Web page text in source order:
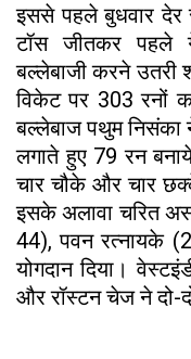
इससे पहले बुधवार
टॉस जीतकर पहले
बल्लेबाजी करने उतरी
विकेट पर 303 रनों
बल्लेबाज पथुम
लगाते हुए 79 रन
चार चौके और चार
इसके अलावा चरित
44), पवन रत्नायके
योगदान दिया।
और रॉस्टन चेज ने दो-